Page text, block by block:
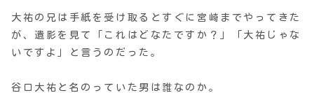
大祐の兄は手紙を受け取るとすぐに宮崎までやってきた
が、遺影を見て「これはどなたですか？」「大祐じゃな
いですよ」と言うのだった。
谷口大祐と名のっていた男は誰なのか。